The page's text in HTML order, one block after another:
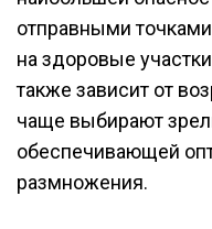
отправными
на здоровые
также зависит от
чаще выбирают
обеспечивающей
размножения.